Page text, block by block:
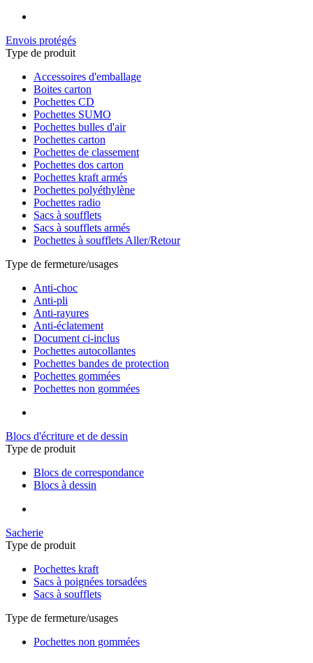
Envois protégés
Type de produit
Accessoires d'emballage
Boites carton
Pochettes CD
Pochettes SUMO
Pochettes bulles d'air
Pochettes carton
Pochettes de classement
Pochettes dos carton
Pochettes kraft armés
Pochettes polyéthylène
Pochettes radio
Sacs à soufflets
Sacs à soufflets armés
Pochettes à soufflets Aller/Retour
Type de fermeture/usages
Anti-choc
Anti-pli
Anti-rayures
Anti-éclatement
Document ci-inclus
Pochettes autocollantes
Pochettes bandes de protection
Pochettes gommées
Pochettes non gommées
Blocs d'écriture et de dessin
Type de produit
Blocs de correspondance
Blocs à dessin
Sacherie
Type de produit
Pochettes kraft
Sacs à poignées torsadées
Sacs à soufflets
Type de fermeture/usages
Pochettes non gommées